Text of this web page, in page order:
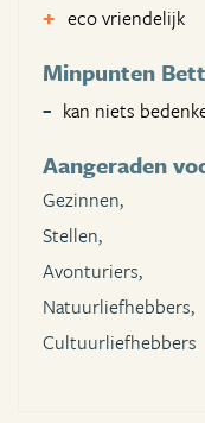
eco vriendelijk
Minpunten
kan niets
Aangeraden
Gezinnen,
Stellen,
Avonturiers,
Natuurliefhebbers,
Cultuurliefhebbers